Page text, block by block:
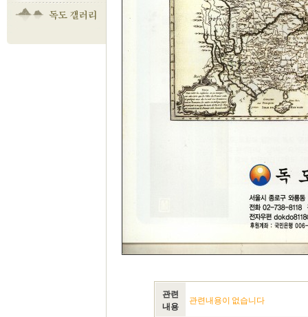
관련
내용
관련내용이 없습니다